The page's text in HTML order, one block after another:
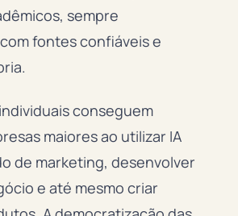
sempre
fontes confiáveis e
conseguem
maiores ao utilizar IA
de marketing, desenvolver
e até mesmo criar